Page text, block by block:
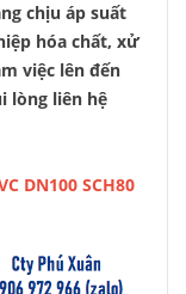
chịu áp suất
hóa chất, xử
việc lên đến
lòng liên hệ
DN100 SCH80